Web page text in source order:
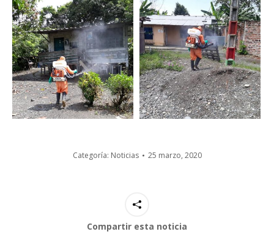
Categoría: Noticias 25 marzo, 2020
Compartir esta noticia